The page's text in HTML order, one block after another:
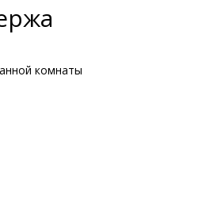
комнаты